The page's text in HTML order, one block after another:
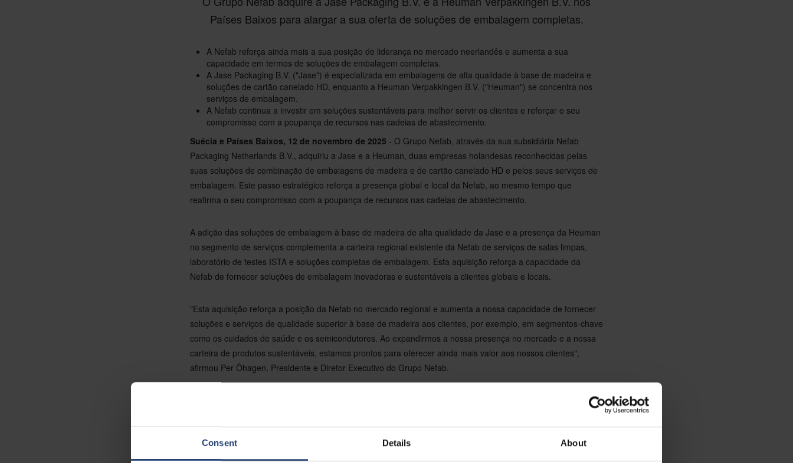
Consent Details About
Países Baixos para alargar a sua oferta de soluções de embalagem completas.
A Nefab reforça ainda mais a sua posição de liderança no mercado neerlandês e aumenta a sua
capacidade em termos de soluções de embalagem completas.
A Jase Packaging B.V. ("Jase") é especializada em embalagens de alta qualidade à base de madeira e
soluções de cartão canelado HD, enquanto a Heuman Verpakkingen B.V. ("Heuman") se concentra nos
serviços de embalagem.
A Nefab continua a investir em soluções sustentáveis para melhor servir os clientes e reforçar o seu
compromisso com a poupança de recursos nas cadeias de abastecimento.
Suécia e Países Baixos, 12 de novembro de 2025 - O Grupo Nefab, através da sua subsidiária Nefab
Packaging Netherlands B.V., adquiriu a Jase e a Heuman, duas empresas holandesas reconhecidas pelas
suas soluções de combinação de embalagens de madeira e de cartão canelado HD e pelos seus serviços de
embalagem. Este passo estratégico reforça a presença global e local da Nefab, ao mesmo tempo que
reafirma o seu compromisso com a poupança de recursos nas cadeias de abastecimento.
A adição das soluções de embalagem à base de madeira de alta qualidade da Jase e a presença da Heuman
no segmento de serviços complementa a carteira regional existente da Nefab de serviços de salas limpas,
laboratório de testes ISTA e soluções completas de embalagem. Esta aquisição reforça a capacidade da
Nefab de fornecer soluções de embalagem inovadoras e sustentáveis a clientes globais e locais.
"Esta aquisição reforça a posição da Nefab no mercado regional e aumenta a nossa capacidade de fornecer
soluções e serviços de qualidade superior à base de madeira aos clientes, por exemplo, em segmentos-chave
como os cuidados de saúde e os semicondutores. Ao expandirmos a nossa presença no mercado e a nossa
carteira de produtos sustentáveis, estamos prontos para oferecer ainda mais valor aos nossos clientes",
afirmou Per Öhagen, Presidente e Diretor Executivo do Grupo Nefab.
a eficiência dos recursos alinham-se perfeitamente com os nossos próprios valores, e estamos ansiosos por
crescer em conjunto", afirmaram Martijn Seerden e Peter Jacobs, proprietários da Jase e Heuman.